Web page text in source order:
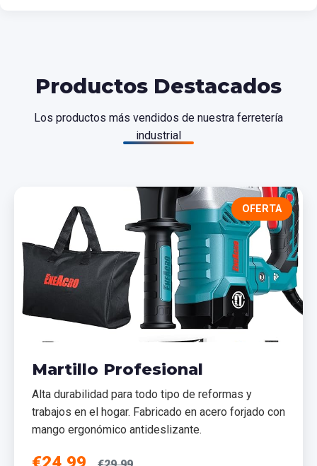
Productos Destacados
Los productos más vendidos de nuestra ferretería
industrial
OFERTA
Martillo Profesional
Alta durabilidad para todo tipo de reformas y
trabajos en el hogar. Fabricado en acero forjado con
mango ergonómico antideslizante.